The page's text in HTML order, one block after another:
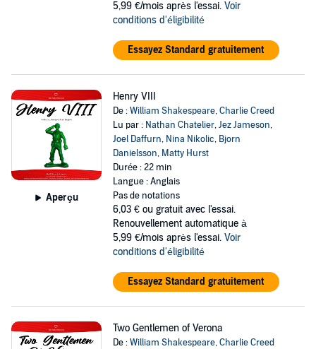
5,99 €/mois après l'essai. Voir
conditions d'éligibilité
Essayez Standard gratuitement
Aperçu
Henry VIII
De :William Shakespeare,Charlie Creed
Lu par : Nathan Chatelier,Jez Jameson,
Joel Daffurn, Nina Nikolic, Bjorn
Danielsson, Matty Hurst
Durée : 22 min
Langue : Anglais
Pas de notations
6,03 € ou gratuit avec l'essai.
Renouvellement automatique à
5,99 €/mois après l'essai. Voir
conditions d'éligibilité
Essayez Standard gratuitement
Two Gentlemen of Verona
De :William Shakespeare,Charlie Creed